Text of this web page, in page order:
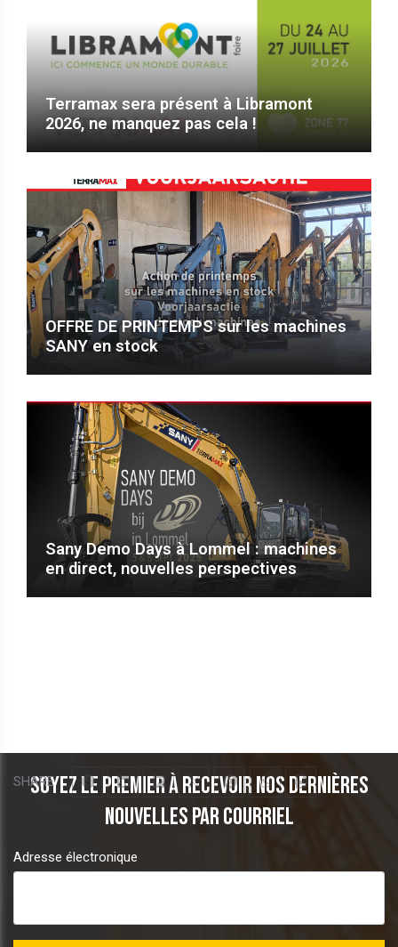
SHARE
Terramax sera présent à Libramont
2026, ne manquez pas cela !
OFFRE DE PRINTEMPS sur les machines
SANY en stock
Sany Demo Days à Lommel : machines
en direct, nouvelles perspectives
Soyez le premier à recevoir nos dernières
nouvelles par courriel
Adresse électronique